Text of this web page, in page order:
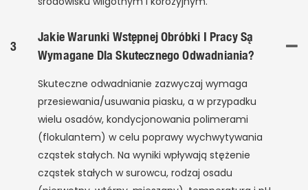
3
Jakie Warunki Wstępnej Obróbki I Pracy Są
Wymagane Dla Skutecznego Odwadniania?
Skuteczne odwadnianie zazwyczaj wymaga
przesiewania/usuwania piasku, a w przypadku
wielu osadów, kondycjonowania polimerami
(flokulantem) w celu poprawy wychwytywania
cząstek stałych. Na wyniki wpływają stężenie
cząstek stałych w surowcu, rodzaj osadu